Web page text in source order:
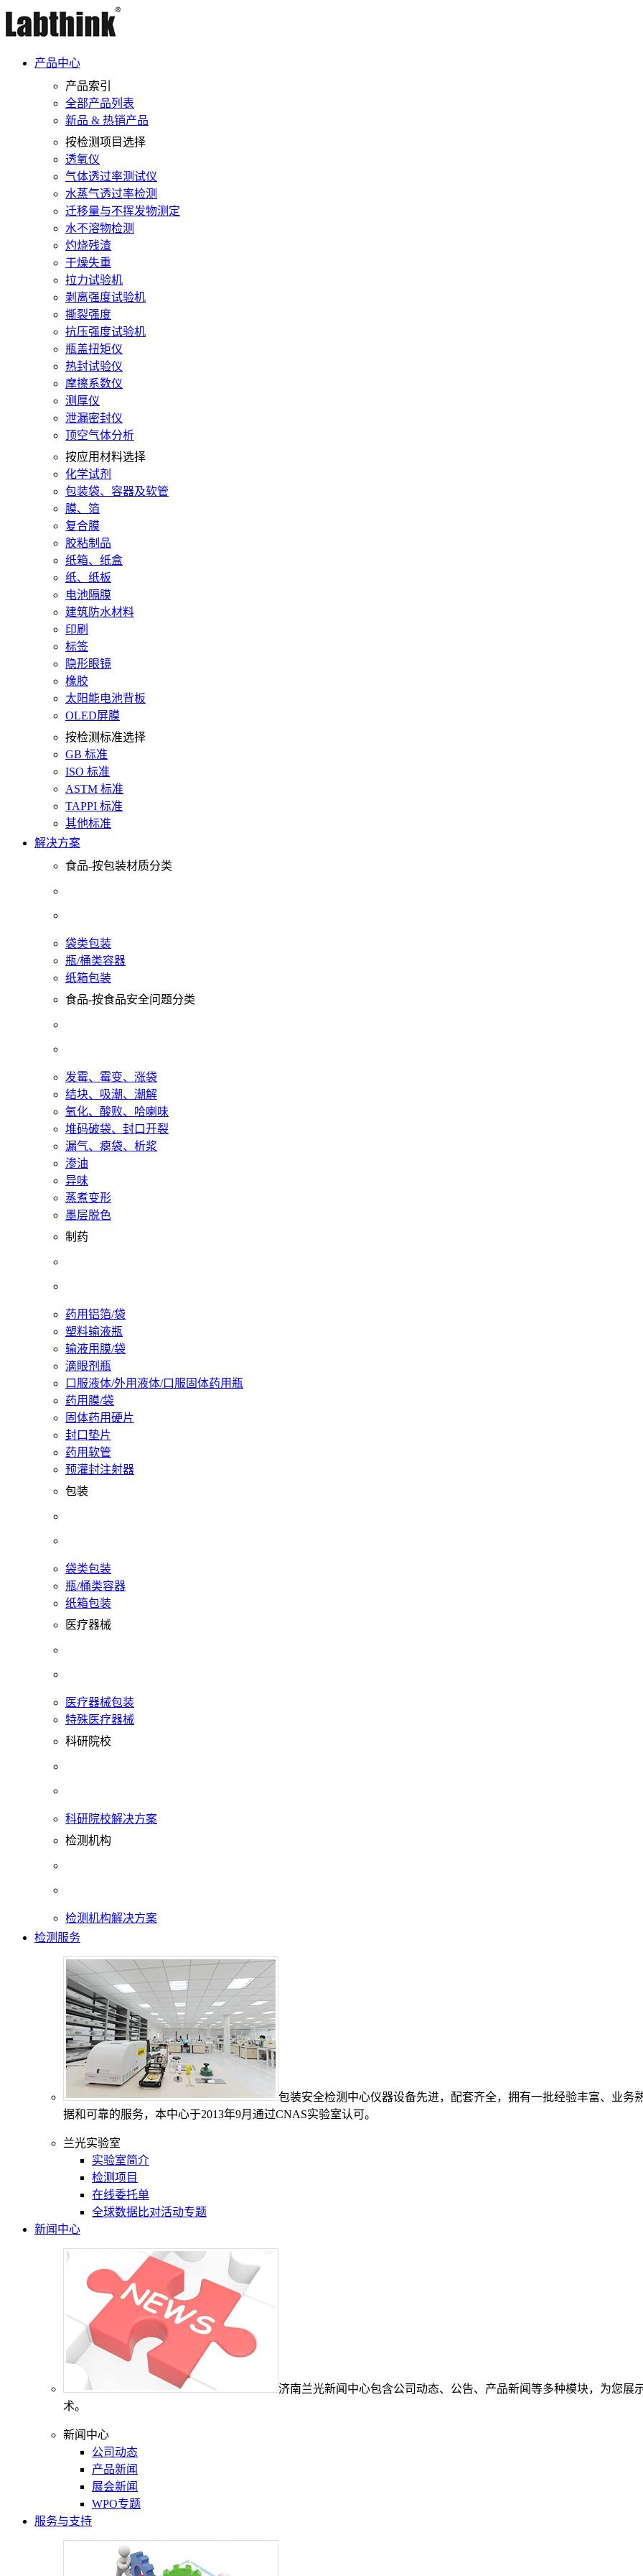
产品中心
产品索引
全部产品列表
新品 & 热销产品
按检测项目选择
透氧仪
气体透过率测试仪
水蒸气透过率检测
迁移量与不挥发物测定
水不溶物检测
灼烧残渣
干燥失重
拉力试验机
剥离强度试验机
撕裂强度
抗压强度试验机
瓶盖扭矩仪
热封试验仪
摩擦系数仪
测厚仪
泄漏密封仪
顶空气体分析
按应用材料选择
化学试剂
包装袋、容器及软管
膜、箔
复合膜
胶粘制品
纸箱、纸盒
纸、纸板
电池隔膜
建筑防水材料
印刷
标签
隐形眼镜
橡胶
太阳能电池背板
OLED屏膜
按检测标准选择
GB 标准
ISO 标准
ASTM 标准
TAPPI 标准
其他标准
解决方案
食品-按包装材质分类
袋类包装
瓶/桶类容器
纸箱包装
食品-按食品安全问题分类
发霉、霉变、涨袋
结块、吸潮、潮解
氧化、酸败、哈喇味
堆码破袋、封口开裂
漏气、瘪袋、析浆
渗油
异味
蒸煮变形
墨层脱色
制药
药用铝箔/袋
塑料输液瓶
输液用膜/袋
滴眼剂瓶
口服液体/外用液体/口服固体药用瓶
药用膜/袋
固体药用硬片
封口垫片
药用软管
预灌封注射器
包装
袋类包装
瓶/桶类容器
纸箱包装
医疗器械
医疗器械包装
特殊医疗器械
科研院校
科研院校解决方案
检测机构
检测机构解决方案
检测服务
包装安全检测中心仪器设备先进，配套齐全，拥有一批经验丰富、业
据和可靠的服务，本中心于2013年9月通过CNAS实验室认可。
兰光实验室
实验室简介
检测项目
在线委托单
全球数据比对活动专题
新闻中心
济南兰光新闻中心包含公司动态、公告、产品新闻等多种模块，为您
术。
新闻中心
公司动态
产品新闻
展会新闻
WPO专题
服务与支持